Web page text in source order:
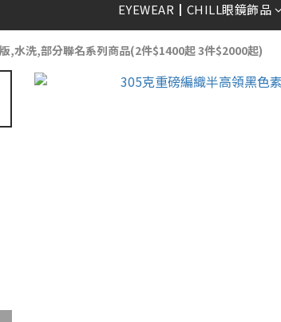
EYEWEAR┃CHILL眼鏡飾品
,水洗,部分聯名系列商品(2件$1400起 3件$2000起)